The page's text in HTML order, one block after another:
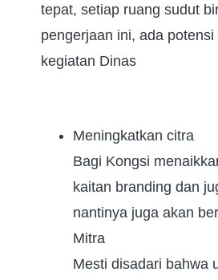
tepat, setiap ruang sudut
pengerjaan ini, ada
kegiatan Dinas
Meningkatkan citra
Bagi Kongsi
kaitan branding dan
nantinya juga akan
Mitra
Mesti disadari bahwa